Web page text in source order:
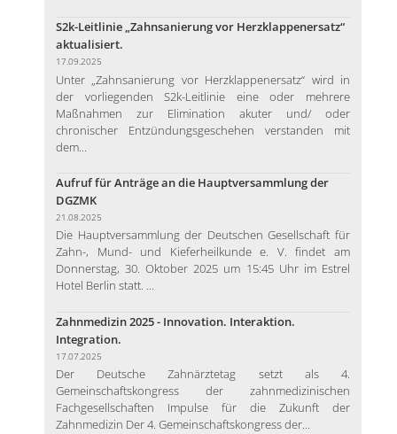
S2k-Leitlinie „Zahnsanierung vor Herzklappenersatz“
aktualisiert.
17.09.2025
Unter „Zahnsanierung vor Herzklappenersatz“ wird in
der vorliegenden S2k-Leitlinie eine oder mehrere
Maßnahmen zur Elimination akuter und/ oder
chronischer Entzündungsgeschehen verstanden mit
dem...
Aufruf für Anträge an die Hauptversammlung der
DGZMK
21.08.2025
Die Hauptversammlung der Deutschen Gesellschaft für
Zahn-, Mund- und Kieferheilkunde e. V. findet am
Donnerstag, 30. Oktober 2025 um 15:45 Uhr im Estrel
Hotel Berlin statt. ...
Zahnmedizin 2025 - Innovation. Interaktion.
Integration.
17.07.2025
Der Deutsche Zahnärztetag setzt als 4.
Gemeinschaftskongress der zahnmedizinischen
Fachgesellschaften Impulse für die Zukunft der
Zahnmedizin Der 4. Gemeinschaftskongress der...